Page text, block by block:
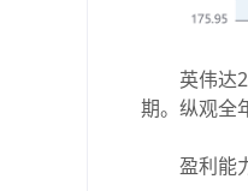
英伟达
期。纵观全
盈利能力